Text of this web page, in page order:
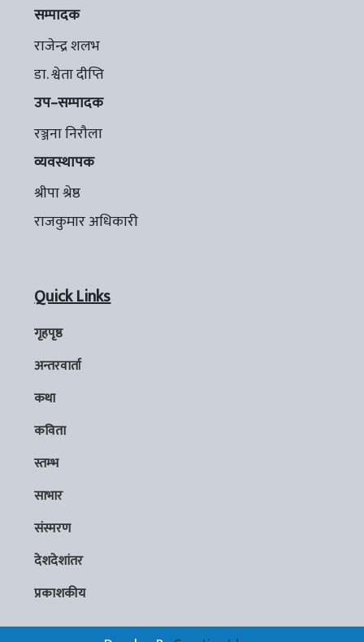
सम्पादक
राजेन्द्र शलभ
डा. श्वेता दीप्ति
उप–सम्पादक
रञ्जना निरौला
व्यवस्थापक
श्रीपा श्रेष्ठ
राजकुमार अधिकारी
Quick Links
गृहपृष्ठ
अन्तरवार्ता
कथा
कविता
स्तम्भ
साभार
संस्मरण
देशदेशांतर
प्रकाशकीय